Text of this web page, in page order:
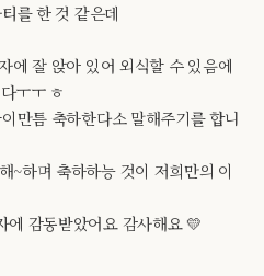
를 한 것 같은데
에 잘 앉아 있어 외식할 수 있음에
ㅜㅜ ㅎ
만틈 축하한다소 말해주기를 합니
~하며 축하하능 것이 저희만의 이
에 감동받았어요 감사해요 💛